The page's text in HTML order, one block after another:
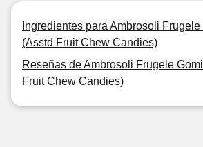
Ingredientes para Ambrosoli
(Asstd Fruit Chew Candies)
Reseñas de Ambrosoli Frugele
Fruit Chew Candies)